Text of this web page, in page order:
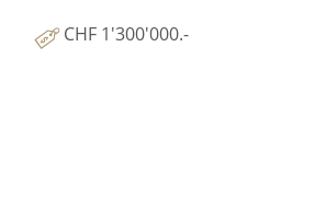
CHF 1'300'000.-